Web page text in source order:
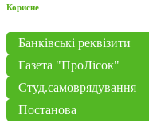
Корисне
Банківські реквізити
Газета "ПроЛісок"
Студ.самоврядування
Постанова